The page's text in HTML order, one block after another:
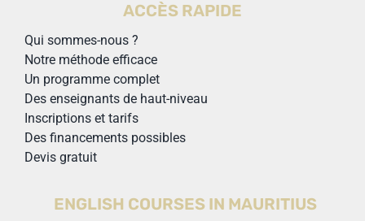
ACCÈS RAPIDE
Qui sommes-nous ?
Notre méthode efficace
Un programme complet
Des enseignants de haut-niveau
Inscriptions et tarifs
Des financements possibles
Devis gratuit
ENGLISH COURSES IN MAURITIUS